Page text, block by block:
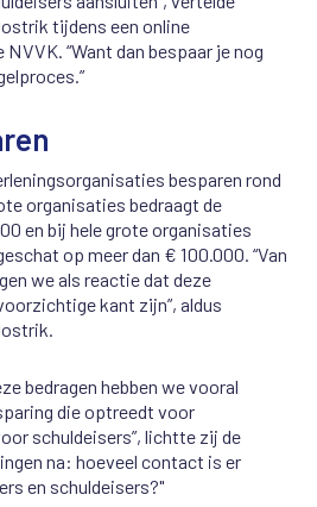
tijdens een online
“Want dan bespaar je nog
besparen rond
organisaties bedraagt de
en bij hele grote organisaties
op meer dan € 100.000. “Van
we als reactie dat deze
kant zijn”, aldus
bedragen hebben we vooral
die optreedt voor
schuldeisers”, lichtte zij de
na: hoeveel contact is er
en schuldeisers?"